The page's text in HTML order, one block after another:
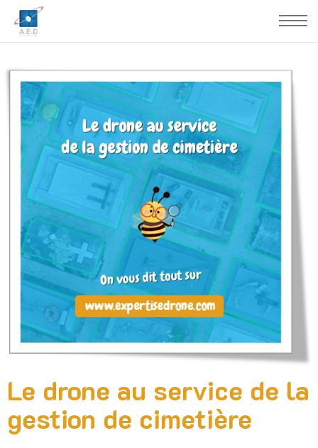
Le drone au service de la
gestion de cimetière